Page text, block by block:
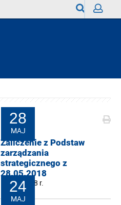
28
MAJ
Zaliczenie z Podstaw
zarządzania
strategicznego z
28.05.2018
28-05-2018 r.
24
MAJ